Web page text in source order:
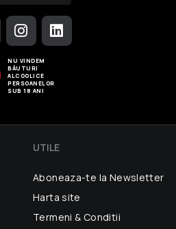
NU VINDEM
BĂUTURI
ALCOOLICE
PERSOANELOR
SUB 18 ANI
UTILE
Aboneaza-te la Newsletter
Harta site
Termeni & Conditii